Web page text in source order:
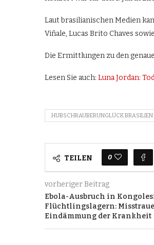
Laut brasilianischen Medien
Viñale, Lucas Brito Chaves
Die Ermittlungen zu den
Lesen Sie auch: Luna Jordan:
HUBSCHRAUBERUNGLÜCK BRASILIEN
TEILEN 0
vorheriger Beitrag
Ebola-Ausbruch in
Flüchtlingslagern:
Eindämmung der Krankheit